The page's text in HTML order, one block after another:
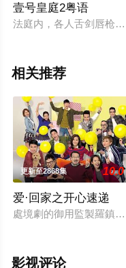
壹号皇庭2粤语
法庭内，各人舌剑唇枪
相关推荐
更新至2868集 10.0
爱·回家之开心速递
處境劇的御用監製羅鎮
影视评论